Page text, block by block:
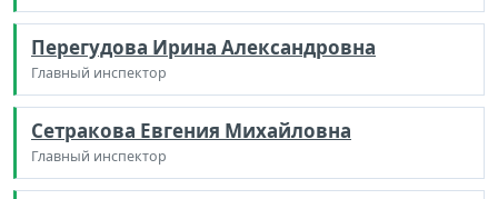
Перегудова Ирина Александровна
Главный инспектор
Сетракова Евгения Михайловна
Главный инспектор